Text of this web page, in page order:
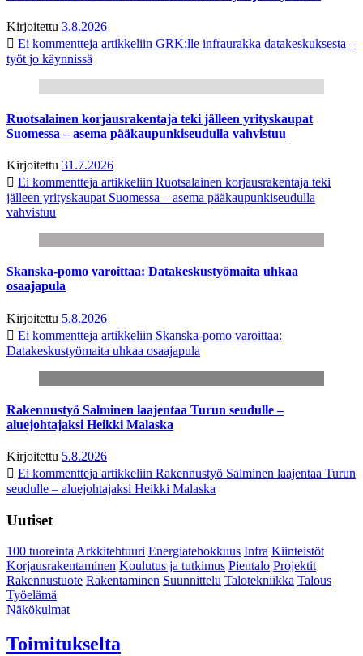
Kirjoitettu 3.8.2026
Ei kommentteja artikkeliin GRK:lle infraurakka datakeskuksesta –
työt jo käynnissä
Ruotsalainen korjausrakentaja teki jälleen yrityskaupat
Suomessa – asema pääkaupunkiseudulla vahvistuu
Kirjoitettu 31.7.2026
Ei kommentteja artikkeliin Ruotsalainen korjausrakentaja teki
jälleen yrityskaupat Suomessa – asema pääkaupunkiseudulla
vahvistuu
Skanska-pomo varoittaa: Datakeskustyömaita uhkaa
osaajapula
Kirjoitettu 5.8.2026
Ei kommentteja artikkeliin Skanska-pomo varoittaa:
Datakeskustyömaita uhkaa osaajapula
Rakennustyö Salminen laajentaa Turun seudulle –
aluejohtajaksi Heikki Malaska
Kirjoitettu 5.8.2026
Ei kommentteja artikkeliin Rakennustyö Salminen laajentaa Turun
seudulle – aluejohtajaksi Heikki Malaska
Uutiset
100 tuoreintaArkkitehtuuri Energiatehokkuus Infra Kiinteistöt
Korjausrakentaminen Koulutus ja tutkimus Pientalo Projektit
Rakennustuote Rakentaminen Suunnittelu Talotekniikka Talous
Työelämä
Näkökulmat
Toimitukselta